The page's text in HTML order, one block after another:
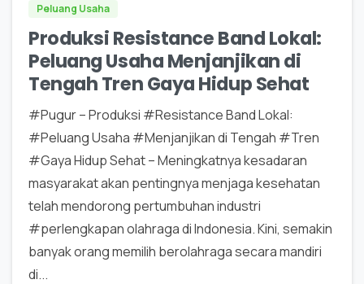
Peluang Usaha
Produksi Resistance Band Lokal:
Peluang Usaha Menjanjikan di
Tengah Tren Gaya Hidup Sehat
#Pugur – Produksi #Resistance Band Lokal:
#Peluang Usaha #Menjanjikan di Tengah #Tren
#Gaya Hidup Sehat – Meningkatnya kesadaran
masyarakat akan pentingnya menjaga kesehatan
telah mendorong pertumbuhan industri
#perlengkapan olahraga di Indonesia. Kini, semakin
banyak orang memilih berolahraga secara mandiri
di...